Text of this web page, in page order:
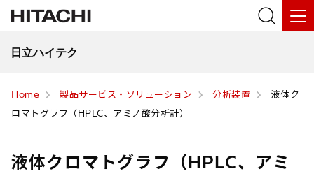
日立ハイテク
Home 製品サービス・ソリューション 分析装置
液体ク
ロマトグラフ（HPLC、アミノ酸分析計）
液体クロマトグラフ（HPLC、アミ